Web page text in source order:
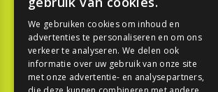
TESTEN
SPORT
We gebruiken cookies om inhoud en
advertenties te personaliseren en om ons
verkeer te analyseren. We delen ook
informatie over uw gebruik van onze site
met onze advertentie- en analysepartners,